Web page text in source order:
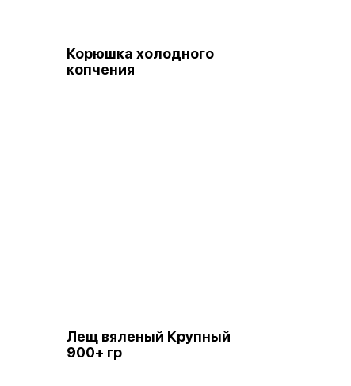
Корюшка холодного
копчения
Лещ вяленый Крупный
900+ гр